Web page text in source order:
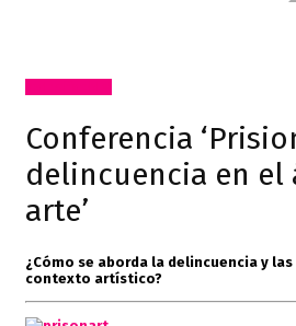
Conferencia
delincuencia en
arte’
¿Cómo se aborda la delincuencia y
contexto artístico?